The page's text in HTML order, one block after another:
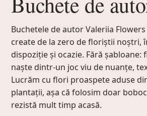
Buchetele de autor Valeriia
create de la zero de floriștii noștri,
dispoziție și ocazie. Fără șabloane:
naște dintr-un joc viu de nuanțe,
Lucrăm cu flori proaspete aduse
plantații, așa că folosim doar
rezistă mult timp acasă.